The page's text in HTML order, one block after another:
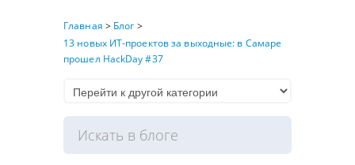
Главная > Блог >
13 новых ИТ-проектов за выходные: в Самаре
прошел HackDay #37